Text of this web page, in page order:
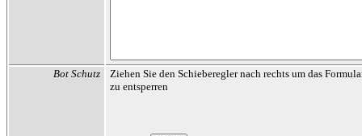
Bot Schutz
Ziehen Sie den Schieberegler nach rechts um das
zu entsperren